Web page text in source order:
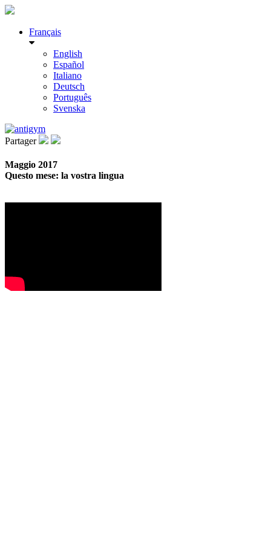
Français
English
Español
Italiano
Deutsch
Português
Svenska
Partager
Maggio 2017
Questo mese: la vostra lingua